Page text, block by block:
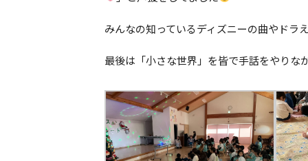
みんなの知っているディズニーの曲やド
最後は「小さな世界」を皆で手話をやりな